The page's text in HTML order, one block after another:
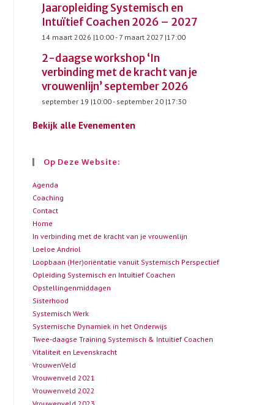
Jaaropleiding Systemisch en
Intuïtief Coachen 2026 – 2027
14 maart 2026 |10:00- 7 maart 2027 |17:00
2-daagse workshop ‘In
verbinding met de kracht van je
vrouwenlijn’ september 2026
september 19 |10:00- september 20 |17:30
Bekijk alle Evenementen
Op Deze Website:
Agenda
Coaching
Contact
Home
In verbinding met de kracht van je vrouwenlijn
Loeloe Andriol
Loopbaan (Her)oriëntatie vanuit Systemisch Perspectief
Opleiding Systemisch en Intuïtief Coachen
Opstellingenmiddagen
Sisterhood
Systemisch Werk
Systemische Dynamiek in het Onderwijs
Twee-daagse Training Systemisch & Intuïtief Coachen
Vitaliteit en Levenskracht
VrouwenVeld
Vrouwenveld 2021
Vrouwenveld 2022